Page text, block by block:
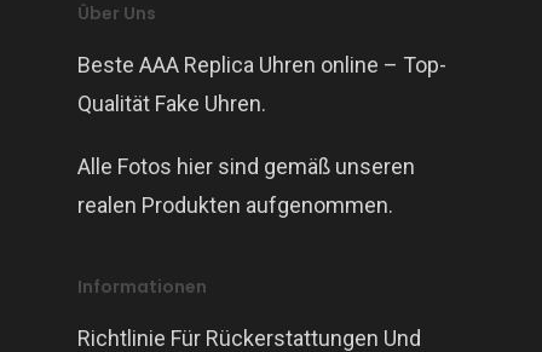
Über Uns
Beste AAA Replica Uhren online – Top-
Qualität Fake Uhren.
Alle Fotos hier sind gemäß unseren
realen Produkten aufgenommen.
Informationen
Richtlinie Für Rückerstattungen Und